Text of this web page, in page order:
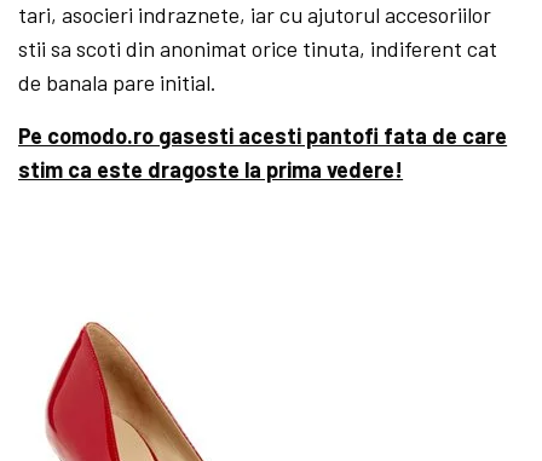
tari, asocieri indraznete, iar cu ajutorul accesoriilor
stii sa scoti din anonimat orice tinuta, indiferent cat
de banala pare initial.
Pe comodo.ro gasesti acesti pantofi fata de care
stim ca este dragoste la prima vedere!